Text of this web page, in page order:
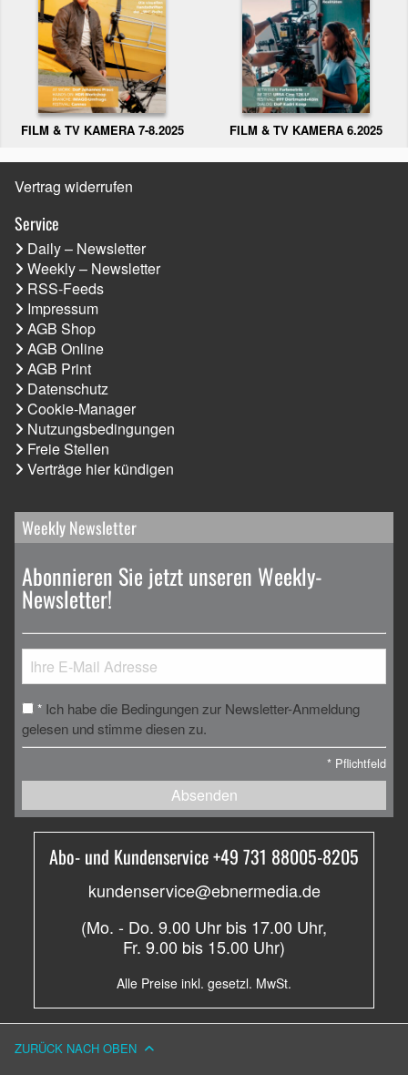
FILM & TV KAMERA 7-8.2025 FILM & TV KAMERA 6.2025
Vertrag widerrufen
Service
Daily – Newsletter
Weekly – Newsletter
RSS-Feeds
Impressum
AGB Shop
AGB Online
AGB Print
Datenschutz
Cookie-Manager
Nutzungsbedingungen
Freie Stellen
Verträge hier kündigen
Weekly Newsletter
Abonnieren Sie jetzt unseren Weekly-
Newsletter!
* Ich habe die Bedingungen zur Newsletter-Anmeldung
gelesen und stimme diesen zu.
* Pflichtfeld
Absenden
Abo- und Kundenservice +49 731 88005-8205
kundenservice@ebnermedia.de
(Mo. - Do. 9.00 Uhr bis 17.00 Uhr,
Fr. 9.00 bis 15.00 Uhr)
Alle Preise inkl. gesetzl. MwSt.
ZURÜCK NACH OBEN